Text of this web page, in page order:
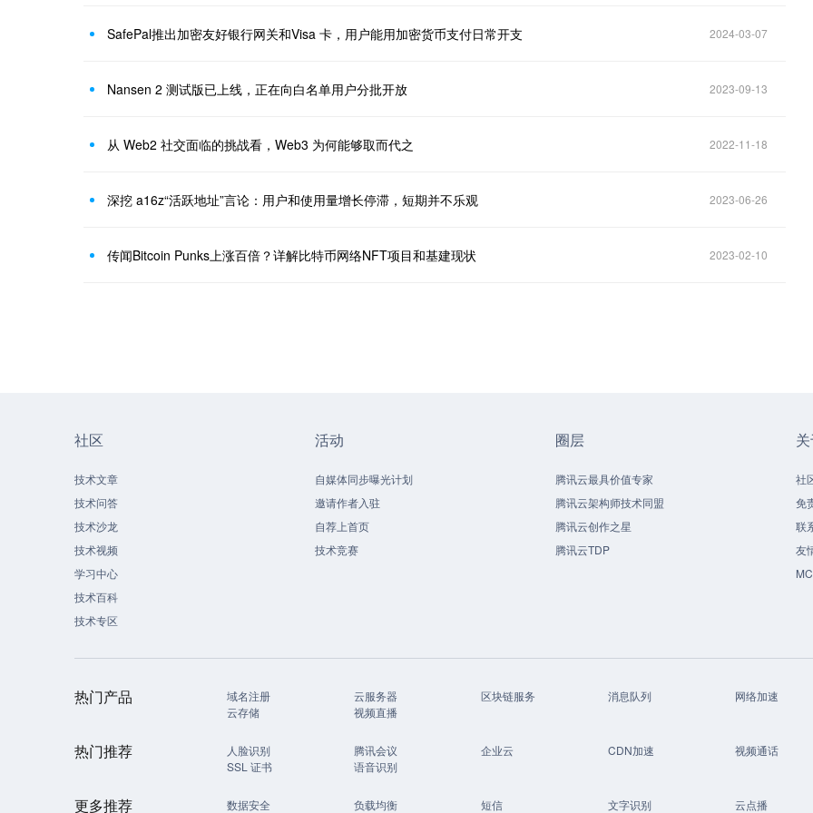
SafePal推出加密友好银行网关和Visa 卡，用户能用加密货币支付日常开支 2024-03-07
Nansen 2 测试版已上线，正在向白名单用户分批开放 2023-09-13
从 Web2 社交面临的挑战看，Web3 为何能够取而代之 2022-11-18
深挖 a16z“活跃地址”言论：用户和使用量增长停滞，短期并不乐观 2023-06-26
传闻Bitcoin Punks上涨百倍？详解比特币网络NFT项目和基建现状 2023-02-10
社区
技术文章
技术问答
技术沙龙
技术视频
学习中心
技术百科
技术专区
活动
自媒体同步曝光计划
邀请作者入驻
自荐上首页
技术竞赛
圈层
腾讯云最具价值专家
腾讯云架构师技术同盟
腾讯云创作之星
腾讯云TDP
社
免
联
友
热门产品 域名注册 云服务器 区块链服务 消息队列
网络加速
云存储
视频直播
热门推荐 人脸识别 腾讯会议 企业云 CDN加速
视频通话
SSL 证书
语音识别
更多推荐 数据安全 负载均衡 短信 文字识别 云点播